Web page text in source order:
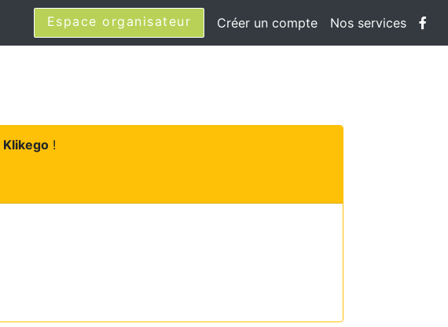
Espace organisateur Créer un compte Nos services
Klikego!